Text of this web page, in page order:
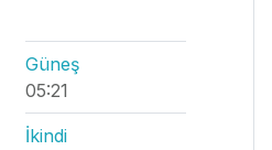
Güneş
05:21
İkindi